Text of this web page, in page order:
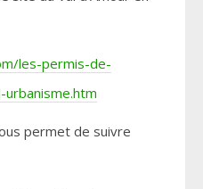
les-permis-de-
permet de suivre